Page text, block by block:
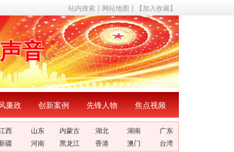
站内搜索 网站地图 【加入收藏】
音
态
果
就
论
廉政 创新案例 先锋人物 焦点视频
西 山东 内蒙古 湖北 湖南
广东
疆 河南 黑龙江 香港 澳门 台湾